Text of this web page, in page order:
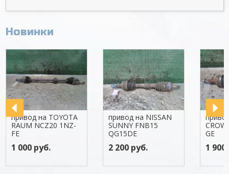
Новинки
привод на TOYOTA
RAUM NCZ20 1NZ-
FE
1 000 руб.
привод на NISSAN
SUNNY FNB15
QG15DE
2 200 руб.
GE
1 900